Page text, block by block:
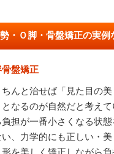
・Ｏ脚・骨盤矯正の実例
骨盤矯正
んと治せば「見た目の
なるのが自然だと考えて
担が一番小さくなる状
、力学的にも正しい・
を美しく矯正しながら